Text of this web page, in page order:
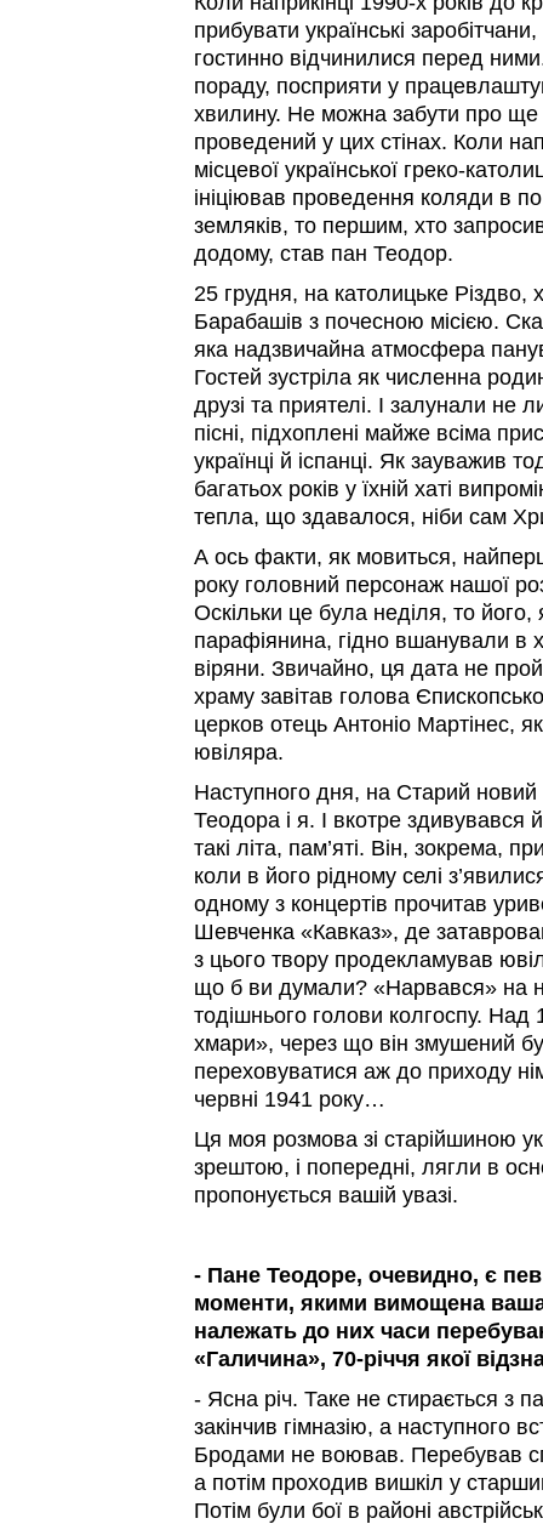
прибувати українські
гостинно відчинилися перед
пораду, посприяти у
хвилину. Не можна забути про ще
проведений у цих стінах. Коли
місцевої української греко-
ініціював проведення коляди в
земляків, то першим, хто
додому, став пан Теодор.
25 грудня, на католицьке Різдво,
Барабашів з почесною місією.
яка надзвичайна атмосфера
Гостей зустріла як численна
друзі та приятелі. І залунали не
пісні, підхоплені майже всіма
українці й іспанці. Як зауважив
багатьох років у їхній хаті
тепла, що здавалося, ніби сам
А ось факти, як мовиться,
року головний персонаж нашої
Оскільки це була неділя, то його,
парафіянина, гідно вшанували в
віряни. Звичайно, ця дата не
храму завітав голова
церков отець Антоніо Мартінес,
ювіляра.
Наступного дня, на Старий новий
Теодора і я. І вкотре здивувався
такі літа, пам’яті. Він, зокрема,
коли в його рідному селі
одному з концертів прочитав
Шевченка «Кавказ», де
з цього твору продекламував
що б ви думали? «Нарвався» на
тодішнього голови колгоспу.
хмари», через що він змушений
переховуватися аж до приходу
червні 1941 року…
Ця моя розмова зі старійшиною
зрештою, і попередні, лягли в
пропонується вашій увазі.
- Пане Теодоре, очевидно, є
моменти, якими вимощена
належать до них часи
«Галичина», 70-річчя якої
- Ясна річ. Таке не стирається з
закінчив гімназію, а наступного
Бродами не воював. Перебував
а потім проходив вишкіл у
Потім були бої в районі